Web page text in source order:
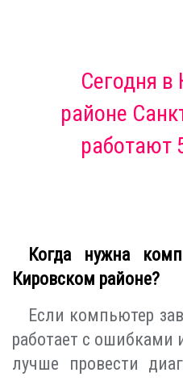
Сегодня в
районе
работают
Когда нужна
Кировском районе?
Если компьютер
работает с ошибками
лучше провести